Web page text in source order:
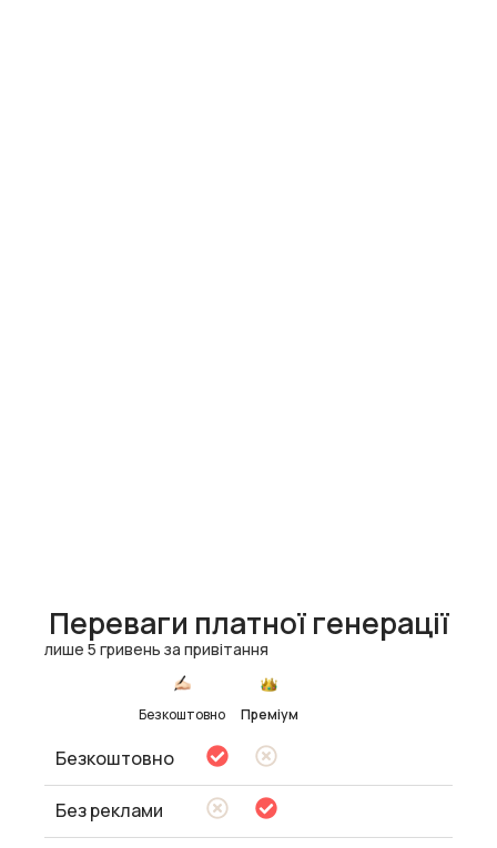
Переваги платної генерації
лише 5 гривень за привітання
Безкоштовно Преміум
Безкоштовно
Без реклами